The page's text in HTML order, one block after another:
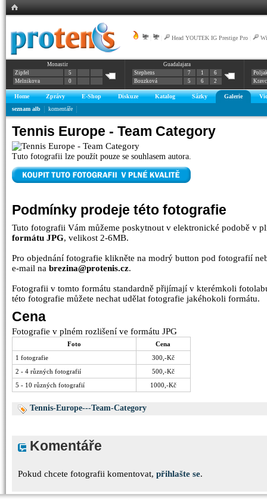
Head YOUTEK IG Prestige Pro
Monastir
Zipfel
5
Melnikova
0
Guadalajara
Stephens
7 1
6
Bouzková
5 6 2
Home Zprávy E-Shop Diskuze Katalog Sázky Galerie
seznam alb
komentáře
Tennis Europe - Team Category
Tuto fotografii lze použít pouze se souhlasem autora.
Podmínky prodeje této fotografie
Tuto fotografii Vám můžeme poskytnout v elektronické podobě v
formátu JPG, velikost 2-6MB.
Pro objednání fotografie klikněte na modrý button pod fotografií
e-mail na brezina@protenis.cz.
Fotografii v tomto formátu standardně přijímají v kterémkoli
této fotografie můžete nechat udělat fotografie jakéhokoli formátu.
Cena
Fotografie v plném rozlišení ve formátu JPG
Foto
Cena
1 fotografie
300,-Kč
2 - 4 různých fotografií
500,-Kč
5 - 10 různých fotografií
1000,-Kč
Tennis-Europe---Team-Category
Komentáře
Pokud chcete fotografii komentovat, přihlašte se.